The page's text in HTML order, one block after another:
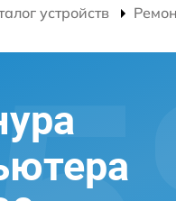
устройств